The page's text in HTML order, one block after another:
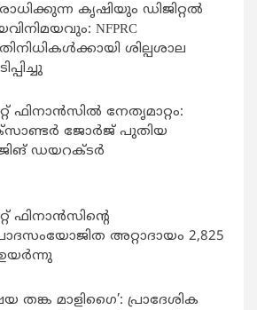
കൃഷിയും ഡിജിറ്റൽ
NFPRC
ശില്പശാല
ഫിനാൻസിൽ നേതൃമാറ്റം:
ജോർജ് പുതിയ
ഡയറക്ടർ
ഫിനാൻസിന്റെ
അറ്റാദായം 2,825
തങ്ക മാളിഗൈ’: പ്രാദേശിക